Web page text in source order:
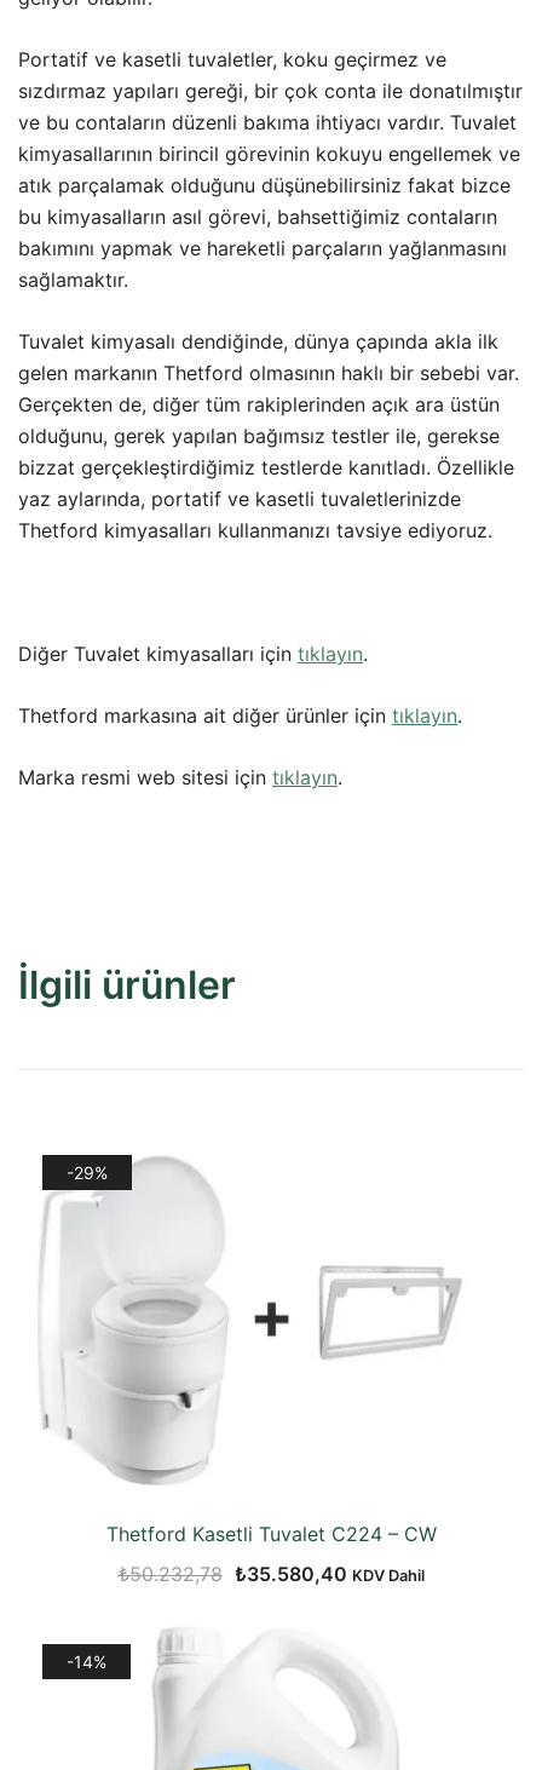
Portatif ve kasetli tuvaletler, koku geçirmez ve
sızdırmaz yapıları gereği, bir çok conta ile donatılmıştır
ve bu contaların düzenli bakıma ihtiyacı vardır. Tuvalet
kimyasallarının birincil görevinin kokuyu engellemek ve
atık parçalamak olduğunu düşünebilirsiniz fakat bizce
bu kimyasalların asıl görevi, bahsettiğimiz contaların
bakımını yapmak ve hareketli parçaların yağlanmasını
sağlamaktır.
Tuvalet kimyasalı dendiğinde, dünya çapında akla ilk
gelen markanın Thetford olmasının haklı bir sebebi var.
Gerçekten de, diğer tüm rakiplerinden açık ara üstün
olduğunu, gerek yapılan bağımsız testler ile, gerekse
bizzat gerçekleştirdiğimiz testlerde kanıtladı. Özellikle
yaz aylarında, portatif ve kasetli tuvaletlerinizde
Thetford kimyasalları kullanmanızı tavsiye ediyoruz.
Diğer Tuvalet kimyasalları için tıklayın.
Thetford markasına ait diğer ürünler için tıklayın.
Marka resmi web sitesi için tıklayın.
İlgili ürünler
-29%
Thetford Kasetli Tuvalet C224 – CW
₺50.232,78 Orijinal
₺50.232,78.
₺35.580,40Şu
₺35.580,40.
KDV Dahil
-14%